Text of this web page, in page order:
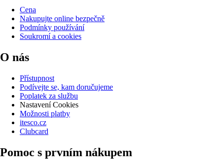
Cena
Nakupujte online bezpečně
Podmínky používání
Soukromí a cookies
O nás
Přístupnost
Podívejte se, kam doručujeme
Poplatek za službu
Nastavení Cookies
Možnosti platby
itesco.cz
Clubcard
Pomoc s prvním nákupem